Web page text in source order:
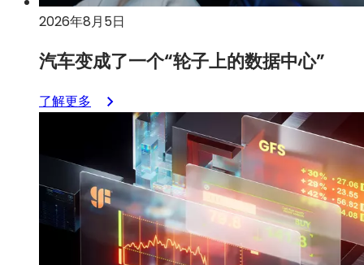
2026年8月5日
汽车变成了一个“轮子上的数据中心”
了解更多
为
移
动